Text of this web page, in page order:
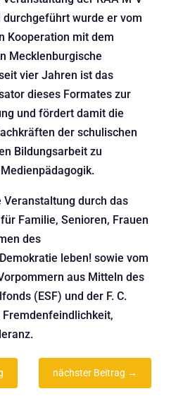
durchgeführt wurde er vom
Kooperation mit dem
Mecklenburgische
vier Jahren ist das
dieses Formates zur
und fördert damit die
der schulischen
Bildungsarbeit zu
durch das
Familie, Senioren, Frauen
des
leben! sowie vom
aus Mitteln des
(ESF) und der F. C.
nächster Beitrag →